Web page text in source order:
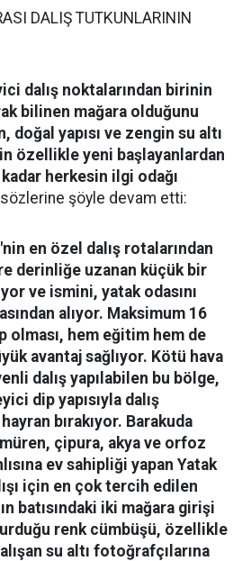
DALIŞ TUTKUNLARININ
dalış noktalarından birinin
bilinen mağara olduğunu
doğal yapısı ve zengin su altı
özellikle yeni başlayanlardan
herkesin ilgi odağı
şöyle devam etti:
en özel dalış rotalarından
derinliğe uzanan küçük bir
ve ismini, yatak odasını
alıyor. Maksimum 16
olması, hem eğitim hem de
avantaj sağlıyor. Kötü hava
dalış yapılabilen bu bölge,
dip yapısıyla dalış
bırakıyor. Barakuda
çipura, akya ve orfoz
ev sahipliği yapan Yatak
için en çok tercih edilen
batısındaki iki mağara girişi
renk cümbüşü, özellikle
su altı fotoğrafçılarına